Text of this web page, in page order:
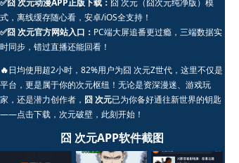
囧 次元APP软件截图
✅囧 次元动漫APP正版下载： 囧 次元（囧次元纯净版）模
式，离线缓存随心看，安卓/iOS全支持！
✅囧 次元官方网站入口： PC端大屏追番更过瘾，三端数据实
时同步，错过直播还能回看！
🔥日均使用超2小时，82%用户为囧 次元Z世代，这里不仅是
平台，更是属于你的次元枢纽！无论是资深漫迷、游戏玩
家，还是潜力创作者， 囧 次元已为你备好通往新世界的钥匙
——点击下载，次元破壁，此刻开始！